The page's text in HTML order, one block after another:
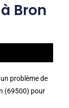
Bron
problème de
(69500) pour